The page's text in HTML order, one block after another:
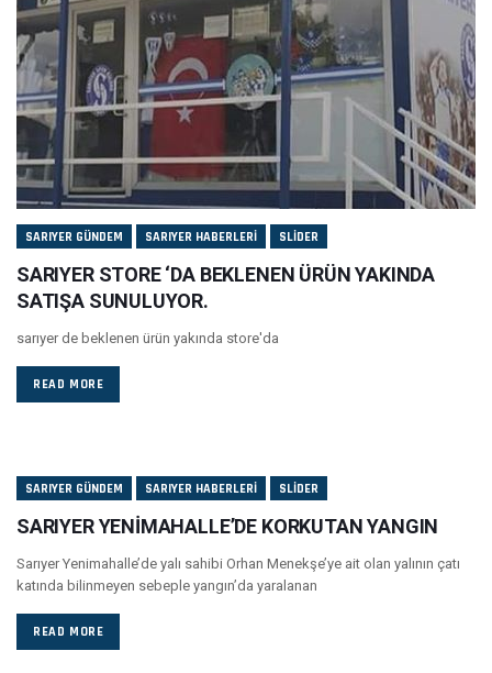
SARIYER GÜNDEM SARIYER HABERLERI SLIDER
SARIYER STORE ‘DA BEKLENEN ÜRÜN YAKINDA
SATIŞA SUNULUYOR.
sarıyer de beklenen ürün yakında store'da
READ MORE
SARIYER GÜNDEM SARIYER HABERLERI SLIDER
SARIYER YENİMAHALLE’DE KORKUTAN YANGIN
Sarıyer Yenimahalle’de yalı sahibi Orhan Menekşe’ye ait olan yalının çatı
katında bilinmeyen sebeple yangın’da yaralanan
READ MORE